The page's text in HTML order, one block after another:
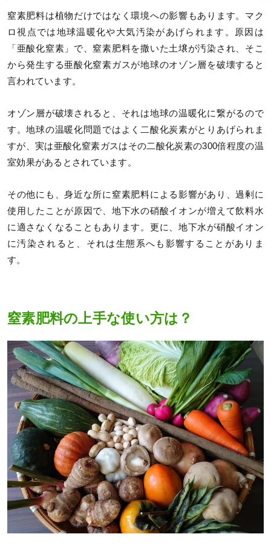
窒素肥料は植物だけではなく環境への影響もあります。マク
ロ視点では地球温暖化や大気汚染があげられます。原因は
「亜酸化窒素」で、窒素肥料を撒いた土壌が汚染され、そこ
から発生する亜酸化窒素ガスが地球のオゾン層を破壊すると
言われています。
オゾン層が破壊されると、それは地球の温暖化に繋がるので
す。地球の温暖化問題ではよく二酸化炭素がとりあげられま
すが、実は亜酸化窒素ガスはその二酸化炭素の300倍程度の温
室効果があるとされています。
その他にも、身近な所に窒素肥料による影響があり、過剰に
使用したことが原因で、地下水の硝酸イオンが増えて飲料水
に適さなくなることもあります。更に、地下水が硝酸イオン
に汚染されると、それは生態系へも影響することがありま
す。
窒素肥料の上手な使い方は？